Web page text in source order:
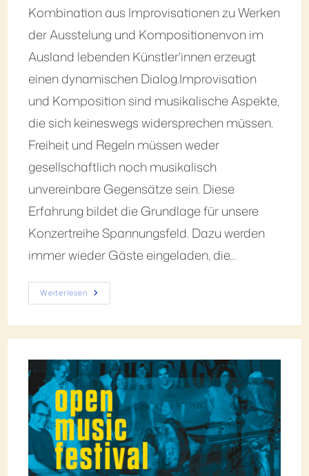
Kombination aus Improvisationen zu Werken
der Ausstelung und Kompositionenvon im
Ausland lebenden Künstler'innen erzeugt
einen dynamischen Dialog.Improvisation
und Komposition sind musikalische Aspekte,
die sich keineswegs widersprechen müssen.
Freiheit und Regeln müssen weder
gesellschaftlich noch musikalisch
unvereinbare Gegensätze sein. Diese
Erfahrung bildet die Grundlage für unsere
Konzertreihe Spannungsfeld. Dazu werden
immer wieder Gäste eingeladen, die…
Weiterlesen